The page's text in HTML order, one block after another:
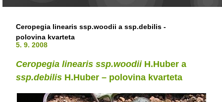
Ceropegia linearis ssp.woodii a ssp.debilis -
polovina kvarteta
5. 9. 2008
Ceropegia linearis ssp.woodiiH.Huber a
ssp.debilis H.Huber – polovina kvarteta